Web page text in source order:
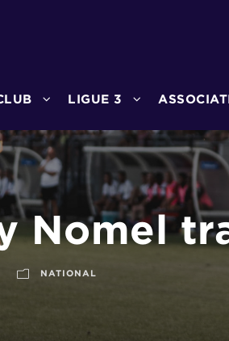
LIGUE 3
Nomel
NATIONAL